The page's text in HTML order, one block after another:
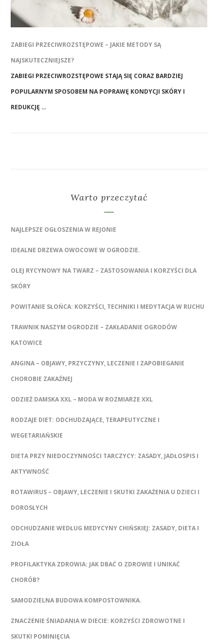
ZABIEGI PRZECIWROZSTĘPOWE – JAKIE METODY SĄ
NAJSKUTECZNIEJSZE?
ZABIEGI PRZECIWROZSTĘPOWE STAJĄ SIĘ CORAZ BARDZIEJ
POPULARNYM SPOSOBEM NA POPRAWĘ KONDYCJI SKÓRY I
REDUKCJĘ …
Warto przeczytać
NAJLEPSZE OGŁOSZENIA W REJONIE
IDEALNE DRZEWA OWOCOWE W OGRODZIE.
OLEJ RYCYNOWY NA TWARZ – ZASTOSOWANIA I KORZYŚCI DLA
SKÓRY
POWITANIE SŁOŃCA: KORZYŚCI, TECHNIKI I MEDYTACJA W RUCHU
TRAWNIK NASZYM OGRODZIE – ZAKŁADANIE OGRODÓW
KATOWICE
ANGINA – OBJAWY, PRZYCZYNY, LECZENIE I ZAPOBIEGANIE
CHOROBIE ZAKAŹNEJ
ODZIEŻ DAMSKA XXL – MODA W ROZMIARZE XXL
RODZAJE DIET: ODCHUDZAJĄCE, TERAPEUTYCZNE I
WEGETARIAŃSKIE
DIETA PRZY NIEDOCZYNNOŚCI TARCZYCY: ZASADY, JADŁOSPIS I
AKTYWNOŚĆ
ROTAWIRUS – OBJAWY, LECZENIE I SKUTKI ZAKAŻENIA U DZIECI I
DOROSŁYCH
ODCHUDZANIE WEDŁUG MEDYCYNY CHIŃSKIEJ: ZASADY, DIETA I
ZIOŁA
PROFILAKTYKA ZDROWIA: JAK DBAĆ O ZDROWIE I UNIKAĆ
CHORÓB?
SAMODZIELNA BUDOWA KOMPOSTOWNIKA.
ZNACZENIE ŚNIADANIA W DIECIE: KORZYŚCI ZDROWOTNE I
SKUTKI POMINIĘCIA